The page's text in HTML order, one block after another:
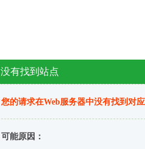
没有找到站点
您的请求在Web服务器中没有找到对
可能原因：